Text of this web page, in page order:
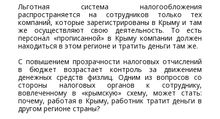
Льготная система налогообложения
распространяется на сотрудников только тех
компаний, которые зарегистрированы в Крыму и там
же осуществляют свою деятельность. То есть
персонал «прописанной» в Крыму компании должен
находиться в этом регионе и тратить деньги там же.
С повышением прозрачности налоговых отчислений
в бюджет возрастает контроль за движением
денежных средств физлиц. Одним из вопросов со
стороны налоговых органов к сотруднику,
вовлеченному в «крымскую» схему, может стать:
почему, работая в Крыму, работник тратит деньги в
другом регионе страны?